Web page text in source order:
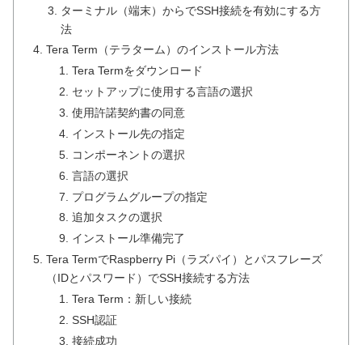
ターミナル（端末）からでSSH接続を有効にする方
法
Tera Term（テラターム）のインストール方法
Tera Termをダウンロード
セットアップに使用する言語の選択
使用許諾契約書の同意
インストール先の指定
コンポーネントの選択
言語の選択
プログラムグループの指定
追加タスクの選択
インストール準備完了
Tera TermでRaspberry Pi（ラズパイ）とパスフレーズ
（IDとパスワード）でSSH接続する方法
Tera Term：新しい接続
SSH認証
接続成功